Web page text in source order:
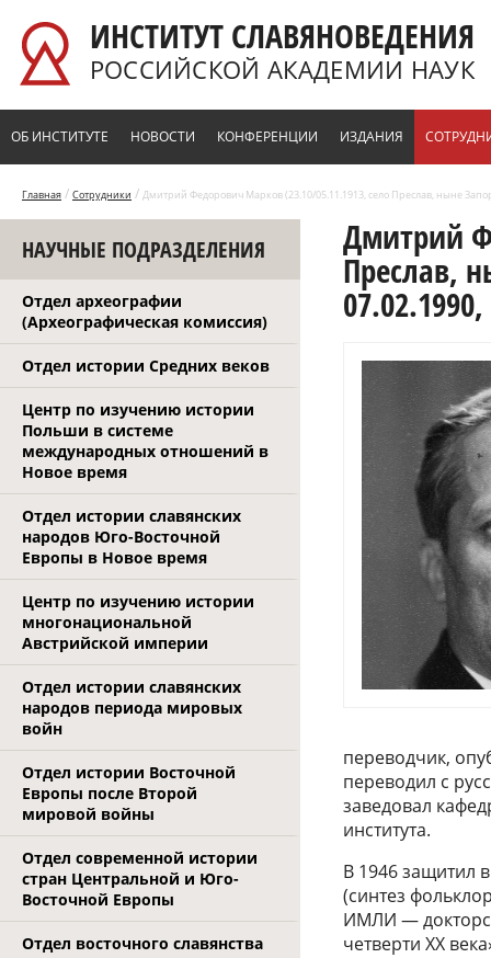
ИНСТИТУТ СЛАВЯНОВЕДЕНИЯ
РОССИЙСКОЙ АКАДЕМИИ НАУК
ОБ ИНСТИТУТЕ НОВОСТИ КОНФЕРЕНЦИИ ИЗДАНИЯ
Главная / Сотрудники / Дмитрий Федорович Марков (23.10/05.11.1913, село Преслав, ныне
НАУЧНЫЕ ПОДРАЗДЕЛЕНИЯ
Отдел археографии
(Археографическая комиссия)
Отдел истории Средних веков
Центр по изучению истории
Польши в системе
международных отношений в
Новое время
Отдел истории славянских
народов Юго-Восточной
Европы в Новое время
Центр по изучению истории
многонациональной
Австрийской империи
Отдел истории славянских
народов периода мировых
войн
Отдел истории Восточной
Европы после Второй
мировой войны
Отдел современной истории
стран Центральной и Юго-
Восточной Европы
Отдел восточного славянства
Дмитрий
Преслав,
переводчик,
переводил с
заведовал
института.
В 1946 защитил
(синтез
ИМЛИ —
четверти ХХ